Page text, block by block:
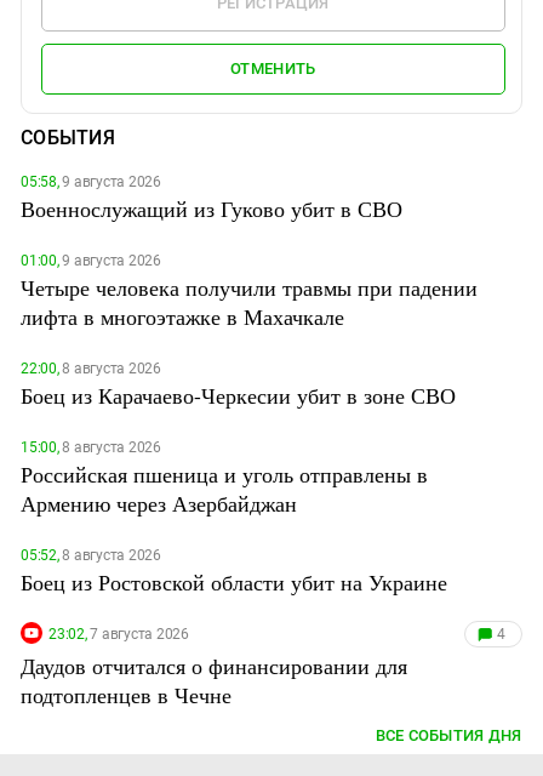
ОТМЕНИТЬ
СОБЫТИЯ
05:58,9 августа 2026
Военнослужащий из Гуково убит в СВО
01:00,9 августа 2026
Четыре человека получили травмы при падении
лифта в многоэтажке в Махачкале
22:00,8 августа 2026
Боец из Карачаево-Черкесии убит в зоне СВО
15:00,8 августа 2026
Российская пшеница и уголь отправлены в
Армению через Азербайджан
05:52,8 августа 2026
Боец из Ростовской области убит на Украине
23:02,7 августа 2026 4
Даудов отчитался о финансировании для
подтопленцев в Чечне
ВСЕ СОБЫТИЯ ДНЯ